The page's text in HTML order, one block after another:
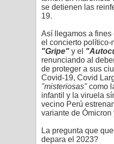
se detienen las
19.
Así llegamos a fines
el concierto político-
"Gripe" y el
renunciando al
de proteger a sus
Covid-19, Covid
"misteriosas"como
infantil y la viruela
vecino Perú
variante de Ómicron
La pregunta que
depara el 2023?